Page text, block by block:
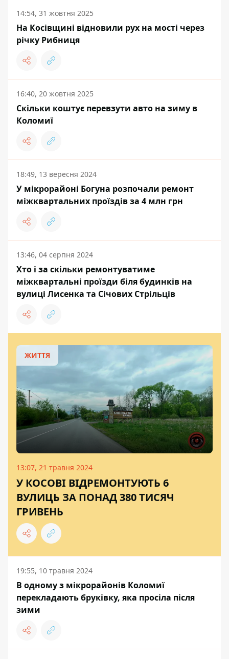
14:54, 31 жовтня 2025
На Косівщині відновили рух на мості через
річку Рибниця
16:40, 20 жовтня 2025
Скільки коштує перевзути авто на зиму в
Коломиї
18:49, 13 вересня 2024
У мікрорайоні Богуна розпочали ремонт
міжквартальних проїздів за 4 млн грн
13:46, 04 серпня 2024
Хто і за скільки ремонтуватиме
міжквартальні проїзди біля будинків на
вулиці Лисенка та Січових Стрільців
ЖИТТЯ
13:07, 21 травня 2024
У КОСОВІ ВІДРЕМОНТУЮТЬ 6
ВУЛИЦЬ ЗА ПОНАД 380 ТИСЯЧ
ГРИВЕНЬ
19:55, 10 травня 2024
В одному з мікрорайонів Коломиї
перекладають бруківку, яка просіла після
зими